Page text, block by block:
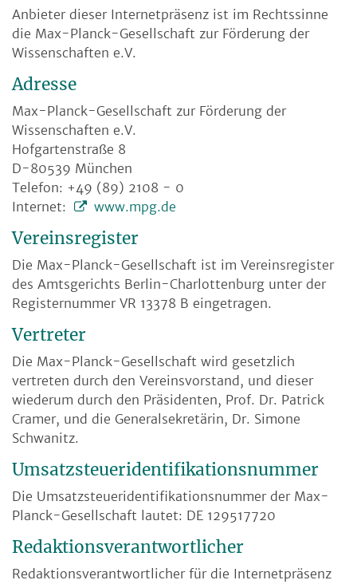
Anbieter dieser Internetpräsenz ist im Rechtssinne
die Max-Planck-Gesellschaft zur Förderung der
Wissenschaften e.V.
Adresse
Max-Planck-Gesellschaft zur Förderung der
Wissenschaften e.V.
Hofgartenstraße 8
D-80539 München
Telefon: +49 (89) 2108 - 0
Internet:
www.mpg.de
Vereinsregister
Die Max-Planck-Gesellschaft ist im Vereinsregister
des Amtsgerichts Berlin-Charlottenburg unter der
Registernummer VR 13378 B eingetragen.
Vertreter
Die Max-Planck-Gesellschaft wird gesetzlich
vertreten durch den Vereinsvorstand, und dieser
wiederum durch den Präsidenten, Prof. Dr. Patrick
Cramer, und die Generalsekretärin, Dr. Simone
Schwanitz.
Umsatzsteueridentifikationsnummer
Die Umsatzsteueridentifikationsnummer der Max-
Planck-Gesellschaft lautet: DE 129517720
Redaktionsverantwortlicher
Redaktionsverantwortlicher für die Internetpräsenz